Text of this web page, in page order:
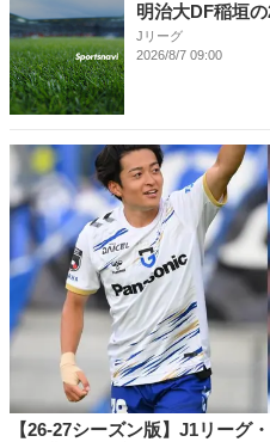
明治大DF稲垣の
Jリーグ
2026/8/7 09:00
【26-27シーズン版】J1リー